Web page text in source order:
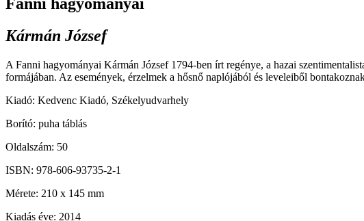
Fanni hagyományai
Kármán József
A Fanni hagyományai Kármán József 1794-ben írt regénye, a hazai
formájában. Az események, érzelmek a hősnő naplójából és leveleiből
Kiadó: Kedvenc Kiadó, Székelyudvarhely
Borító: puha táblás
Oldalszám: 50
ISBN: 978-606-93735-2-1
Mérete: 210 x 145 mm
Kiadás éve: 2014